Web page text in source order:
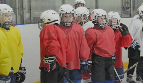
Голодный шпион